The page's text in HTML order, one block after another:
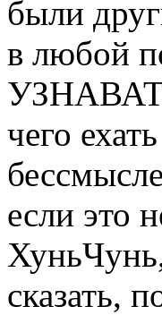
были
в любой
чего
если это
сказать,